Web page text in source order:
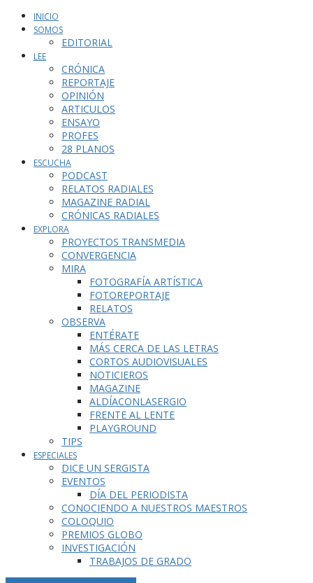
INICIO
SOMOS
EDITORIAL
LEE
CRÓNICA
REPORTAJE
OPINIÓN
ARTICULOS
ENSAYO
PROFES
28 PLANOS
ESCUCHA
PODCAST
RELATOS RADIALES
MAGAZINE RADIAL
CRÓNICAS RADIALES
EXPLORA
PROYECTOS TRANSMEDIA
CONVERGENCIA
MIRA
FOTOGRAFÍA ARTÍSTICA
FOTOREPORTAJE
RELATOS
OBSERVA
ENTÉRATE
MÁS CERCA DE LAS LETRAS
CORTOS AUDIOVISUALES
NOTICIEROS
MAGAZINE
ALDÍACONLASERGIO
FRENTE AL LENTE
PLAYGROUND
TIPS
ESPECIALES
DICE UN SERGISTA
EVENTOS
DÍA DEL PERIODISTA
CONOCIENDO A NUESTROS MAESTROS
COLOQUIO
PREMIOS GLOBO
INVESTIGACIÓN
TRABAJOS DE GRADO